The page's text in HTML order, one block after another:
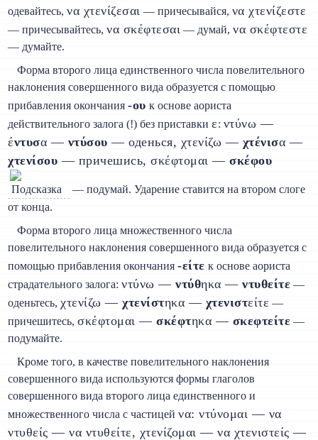
одевайтесь,να χτενίζεσαι — причесывайся, να χτενίζεστε
— причесывайтесь,να σκέφτεσαι — думай,να σκέφτεστε
— думайте.
Форма второго лица единственного числа повелительного
наклонения совершенного вида образуется с помощью
прибавления окончания-ου к основе аориста
действительного залога (!) без приставкиε: ντύνω —
έντυσα — ντύσου — оденься, χτενίζω — χτένισα —
χτενίσου — причешись, σκέφτομαι —σκέφου
— подумай. Ударение ставится на втором слоге
от конца.
Форма второго лица множественного числа
повелительного наклонения совершенного вида образуется с
помощью прибавления окончания-είτε к основе аориста
страдательного залога:ντύνω —ντύθηκα —ντυθείτε —
оденьтесь,χτενίζω —χτενίστηκα — χτενιστείτε —
причешитесь,σκέφτομαι —σκέφτηκα — σκεφτείτε —
подумайте.
Кроме того, в качестве повелительного наклонения
совершенного вида используются формы глаголов
совершенного вида второго лица единственного и
множественного числа с частицейνα: ντύνομαι — να
ντυθείς — να ντυθείτε, χτενίζομαι — να χτενιστείς —